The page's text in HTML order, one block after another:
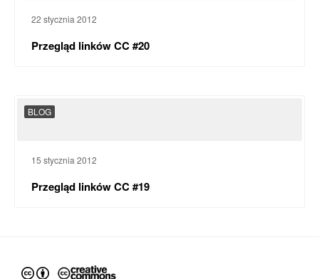
22 stycznia 2012
Przegląd linków CC #20
BLOG
15 stycznia 2012
Przegląd linków CC #19